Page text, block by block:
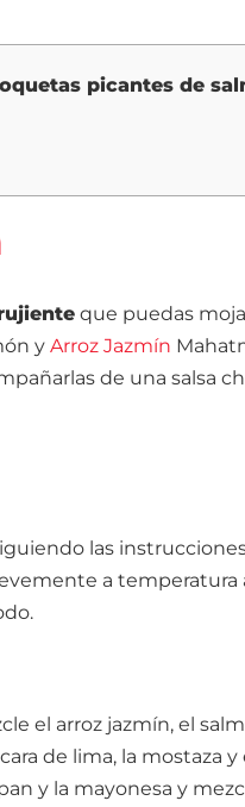
picantes de
que puedas
y Arroz Jazmín
de una salsa
las
a
el arroz jazmín, el
de lima, la mostaza
y la mayonesa y